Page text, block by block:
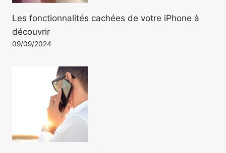
Les fonctionnalités cachées de votre iPhone à
découvrir
09/09/2024